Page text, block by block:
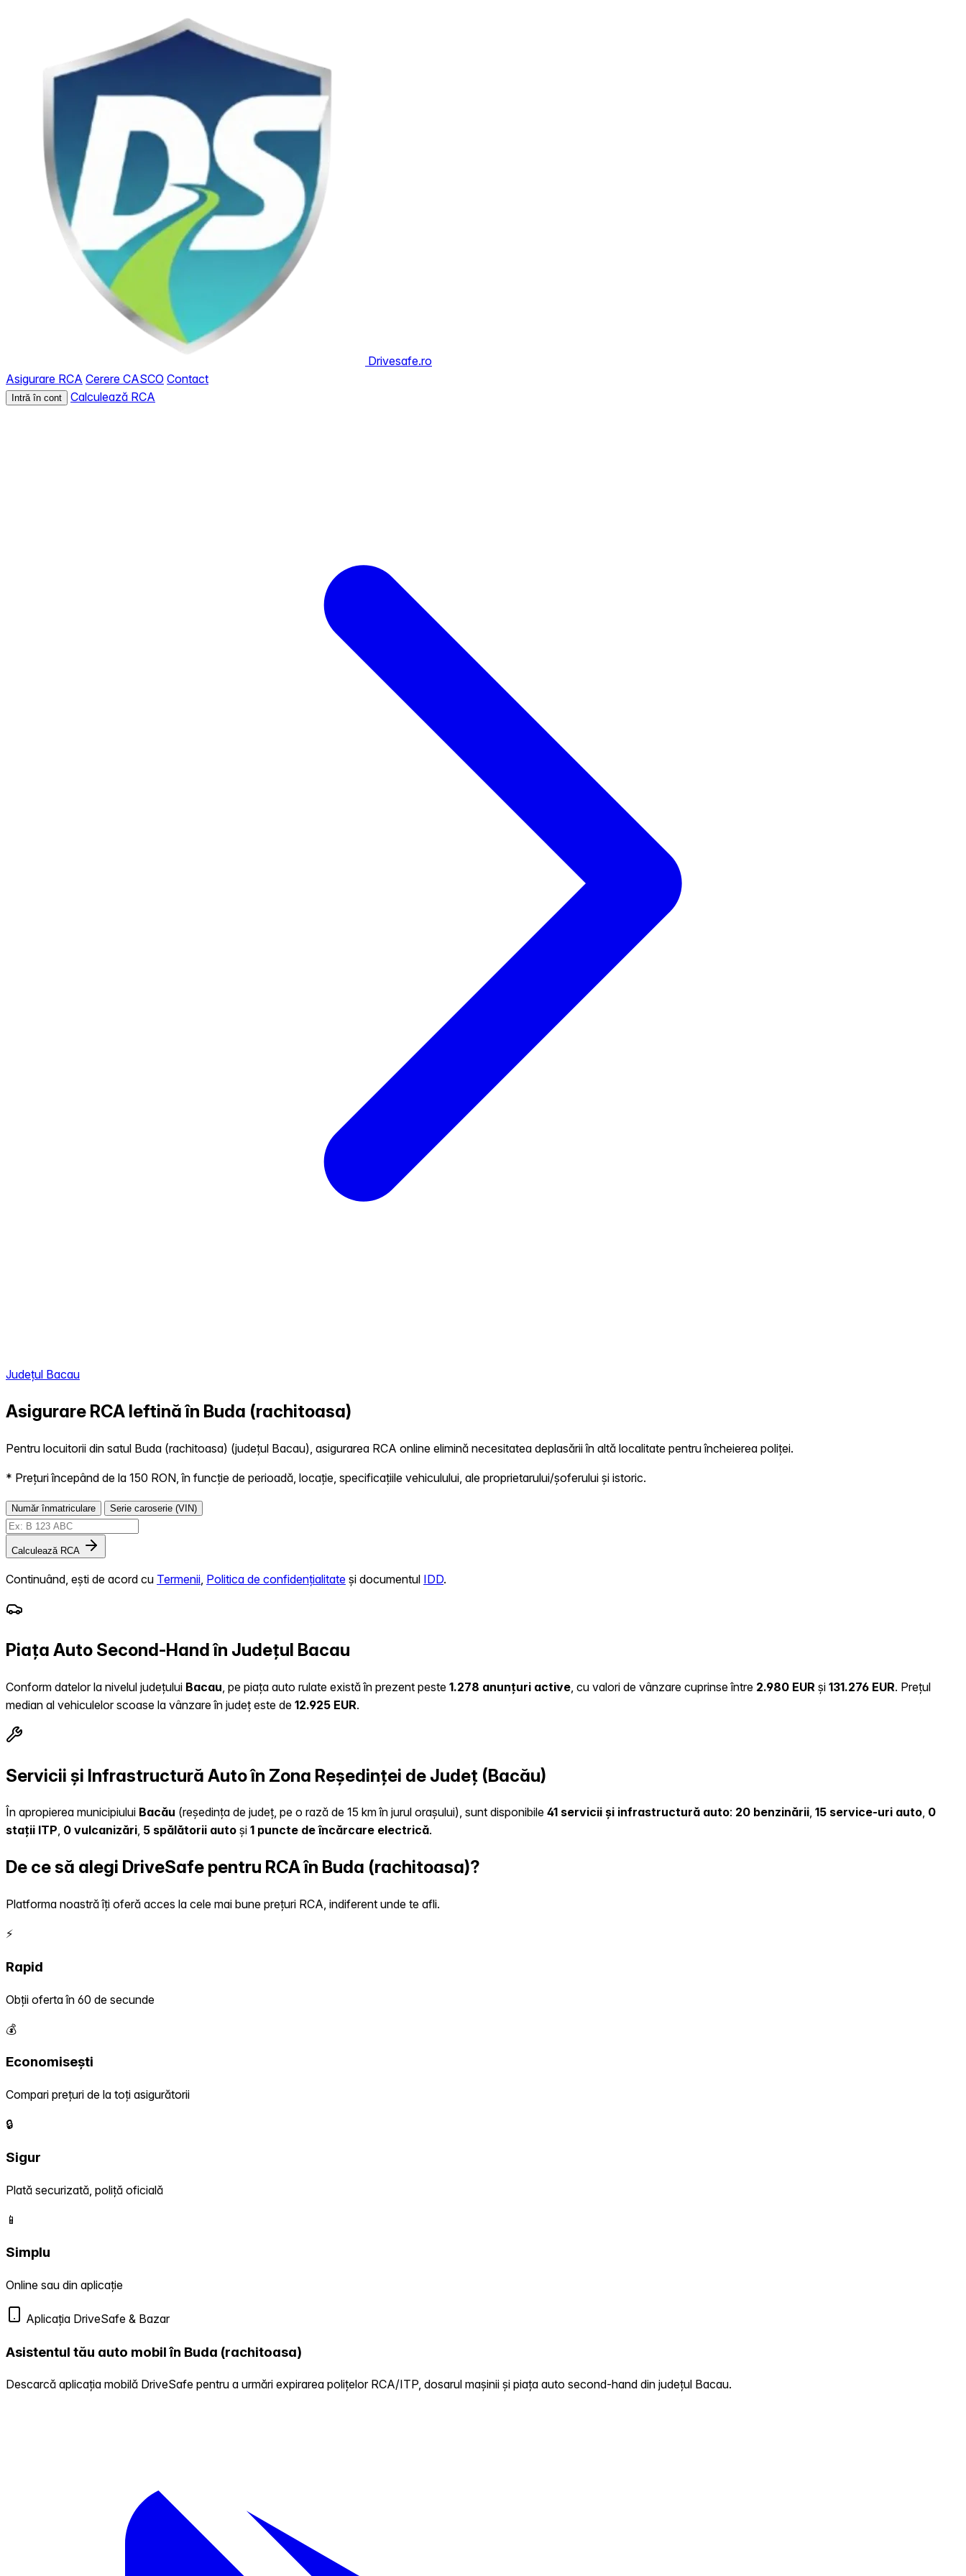
Drivesafe.ro
Asigurare RCA Cerere CASCO Contact
Intră în cont Calculează RCA
Județul Bacau
Asigurare RCA Ieftină în Buda (rachitoasa)
Pentru locuitorii din satul Buda (rachitoasa) (județul Bacau), asigurarea RCA online elimină necesitatea deplasării în altă localitate pentru încheierea poliței.
* Prețuri începând de la 150 RON, în funcție de perioadă, locație, specificațiile vehiculului, ale proprietarului/șoferului și istoric.
Număr înmatriculare Serie caroserie (VIN)
Calculează RCA
Continuând, ești de acord cu Termenii Politica de confidențialitate și documentul IDD.
Piața Auto Second-Hand în Județul Bacau
Conform datelor la nivelul județului Bacau , pe piața auto rulate există în prezent peste 1.278 anunțuri active , cu valori de vânzare cuprinse între 2.980 EUR și 131.276 EUR. Prețul
median al vehiculelor scoase la vânzare în județ este de 12.925 EUR.
Servicii și Infrastructură Auto în Zona Reședinței de Județ (Bacău)
În apropierea municipiului Bacău (reședința de județ, pe o rază de 15 km în jurul orașului), sunt disponibile 41 servicii și infrastructură auto: 20 benzinării, 15 service-uri auto, 0
stații ITP, 0 vulcanizări, 5 spălătorii auto și 1 puncte de încărcare electrică.
De ce să alegi DriveSafe pentru RCA în Buda (rachitoasa)?
Platforma noastră îți oferă acces la cele mai bune prețuri RCA, indiferent unde te afli.
⚡
Rapid
Obții oferta în 60 de secunde
💰
Economisești
Compari prețuri de la toți asigurătorii
🔒
Sigur
Plată securizată, poliță oficială
📱
Simplu
Online sau din aplicație
Aplicația DriveSafe & Bazar
Asistentul tău auto mobil în Buda (rachitoasa)
Descarcă aplicația mobilă DriveSafe pentru a urmări expirarea polițelor RCA/ITP, dosarul mașinii și piața auto second-hand din județul Bacau.